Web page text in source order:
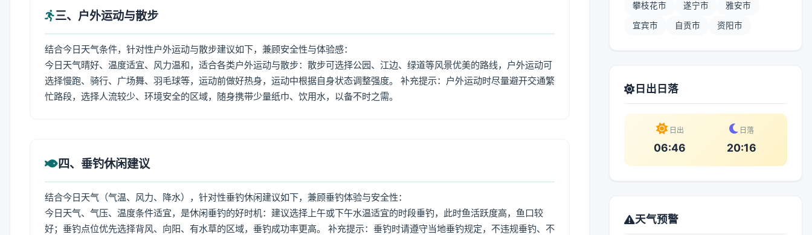
三、户外运动与散步
结合今日天气条件，针对性户外运动与散步建议如下，兼顾安全性与体验感：
今日天气晴好、温度适宜、风力温和，适合各类户外运动与散步：散步可选择公园、江边、绿道等风景优美的路线，户外运动可
选择慢跑、骑行、广场舞、羽毛球等，运动前做好热身，运动中根据自身状态调整强度。 补充提示：户外运动时尽量避开交通繁
忙路段，选择人流较少、环境安全的区域，随身携带少量纸巾、饮用水，以备不时之需。
四、垂钓休闲建议
结合今日天气（气温、风力、降水），针对性垂钓休闲建议如下，兼顾垂钓体验与安全性：
今日天气、气压、温度条件适宜，是休闲垂钓的好时机：建议选择上午或下午水温适宜的时段垂钓，此时鱼活跃度高，鱼口较
好；垂钓点位优先选择背风、向阳、有水草的区域，垂钓成功率更高。 补充提示：垂钓时请遵守当地垂钓规定，不违规垂钓、不
攀枝花市 遂宁市 雅安市
宜宾市 自贡市 资阳市
日出日落
日出
06:46
日落
20:16
天气预警